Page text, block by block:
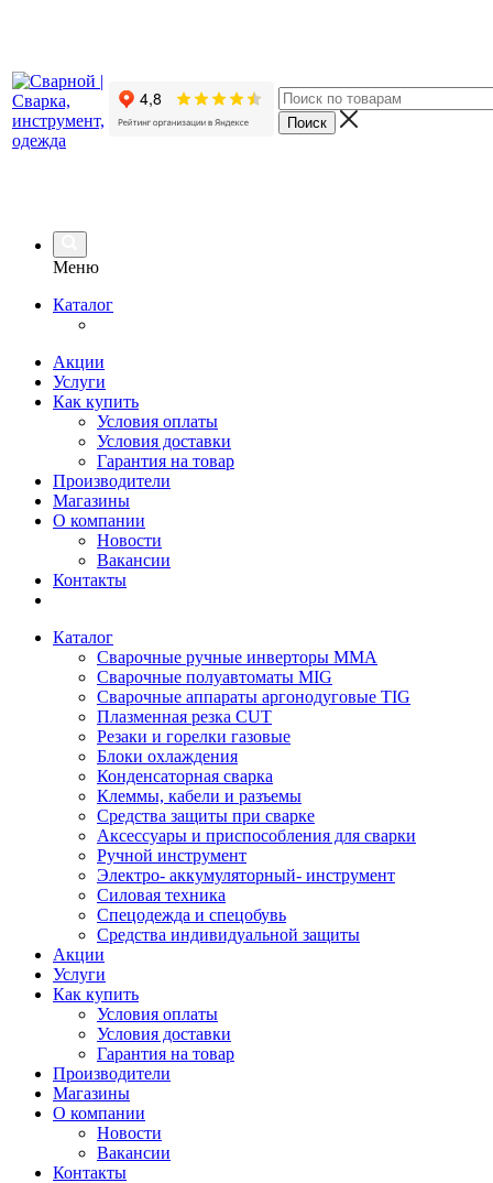
Меню
Каталог
Акции
Услуги
Как купить
Условия оплаты
Условия доставки
Гарантия на товар
Производители
Магазины
О компании
Новости
Вакансии
Контакты
Каталог
Сварочные ручные инверторы MMA
Сварочные полуавтоматы MIG
Сварочные аппараты аргонодуговые TIG
Плазменная резка CUT
Резаки и горелки газовые
Блоки охлаждения
Конденсаторная сварка
Клеммы, кабели и разъемы
Средства защиты при сварке
Аксессуары и приспособления для сварки
Ручной инструмент
Электро- аккумуляторный- инструмент
Силовая техника
Спецодежда и спецобувь
Средства индивидуальной защиты
Акции
Услуги
Как купить
Условия оплаты
Условия доставки
Гарантия на товар
Производители
Магазины
О компании
Новости
Вакансии
Контакты